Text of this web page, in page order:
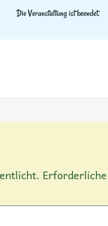
Die Veranstaltung ist beendet.